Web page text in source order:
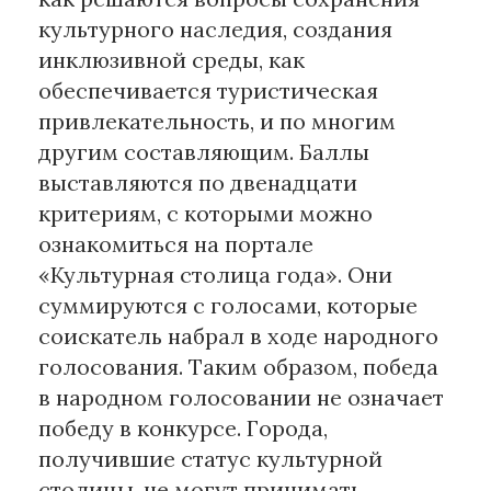
культурного наследия, создания
инклюзивной среды, как
обеспечивается туристическая
привлекательность, и по многим
другим составляющим. Баллы
выставляются по двенадцати
критериям, с которыми можно
ознакомиться на портале
«Культурная столица года». Они
суммируются с голосами, которые
соискатель набрал в ходе народного
голосования. Таким образом, победа
в народном голосовании не означает
победу в конкурсе. Города,
получившие статус культурной